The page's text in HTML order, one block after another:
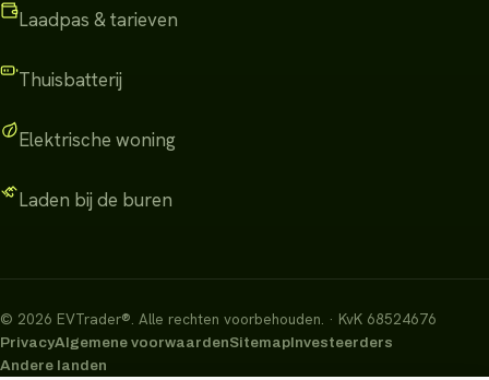
Laadpas & tarieven
Thuisbatterij
Elektrische woning
Laden bij de buren
© 2026 EVTrader®. Alle rechten voorbehouden. · KvK 68524676
PrivacyAlgemene voorwaardenSitemapInvesteerders
Andere landen